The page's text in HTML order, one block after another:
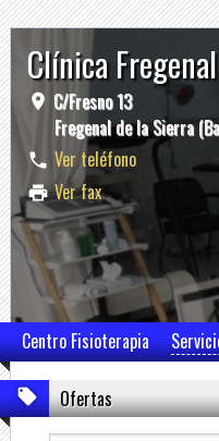
Clínica Fregenal
C/Fresno 13
Fregenal de la Sierra
Ver teléfono
Ver fax
Centro Fisioterapia
Ofertas